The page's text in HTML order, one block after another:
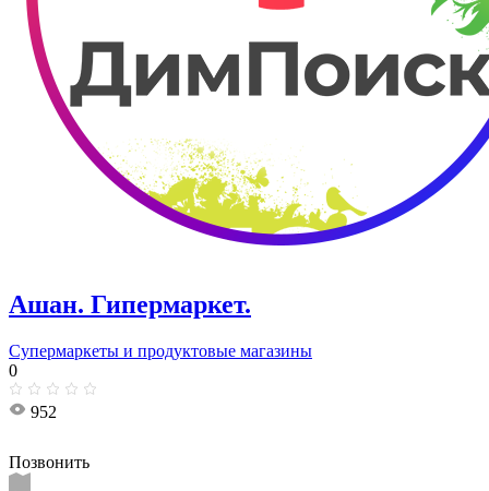
Ашан. Гипермаркет.
Супермаркеты и продуктовые магазины
0
952
Позвонить